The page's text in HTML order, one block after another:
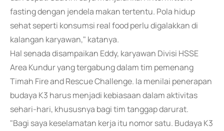
fasting dengan jendela makan tertentu. Pola hidup
sehat seperti konsumsi real food perlu digalakkan di
kalangan karyawan," katanya.
Hal senada disampaikan Eddy, karyawan Divisi HSSE
Area Kundur yang tergabung dalam tim pemenang
Timah Fire and Rescue Challenge. Ia menilai penerapan
budaya K3 harus menjadi kebiasaan dalam aktivitas
sehari-hari, khususnya bagi tim tanggap darurat.
"Bagi saya keselamatan kerja itu nomor satu. Budaya K3